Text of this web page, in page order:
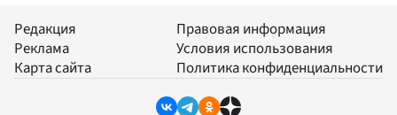
Редакция
Реклама
Карта сайта
Правовая информация
Условия использования
Политика конфиденциальности